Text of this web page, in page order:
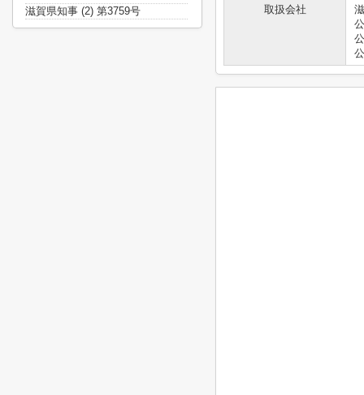
取扱会社
滋賀県知事 (2) 第3759号